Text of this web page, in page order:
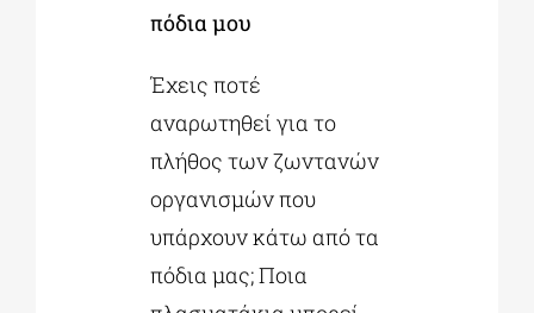
πόδια μου
Έχεις ποτέ
αναρωτηθεί για το
πλήθος των ζωντανών
οργανισμών που
υπάρχουν κάτω από τα
πόδια μας; Ποια